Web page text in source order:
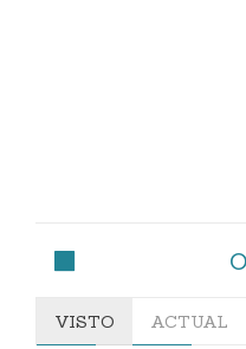
VISTO ACTUAL